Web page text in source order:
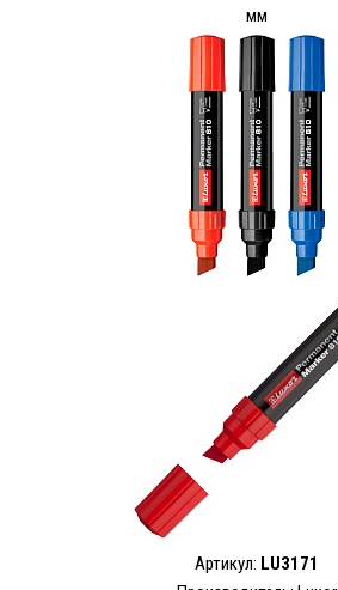
мм
Артикул: LU3171